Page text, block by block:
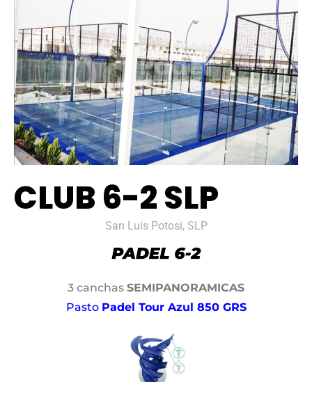
CLUB 6-2 SLP
San Luis Potosi, SLP
3 canchas SEMIPANORAMICAS
Pasto Padel Tour Azul 850 GRS